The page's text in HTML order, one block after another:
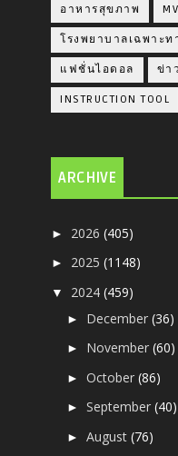
อาหารสุขภาพ MV
โรงพยาบาลเฉพาะท
แฟชั่นไอดอล ข่า
INSTRUCTION TOOL
ARCHIVE
► 2026(405)
► 2025(1148)
▼ 2024(459)
► December(36)
► November(60)
►October(86)
►September(40)
►August(76)